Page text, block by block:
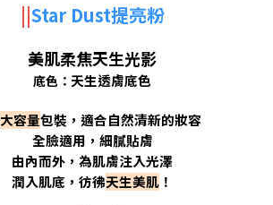
||Star Dust提亮粉
美肌柔焦天生光影
底色： 天生透膚底色
大容量包裝，適合自然清新的妝容
全臉適用，細膩貼膚
由內而外，為肌膚注入光澤
潤入肌底，彷彿天生美肌 ！